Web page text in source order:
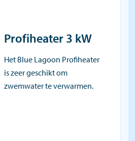
Profiheater 3 kW
Het Blue Lagoon Profiheater
is zeer geschikt om
zwemwater te verwarmen.